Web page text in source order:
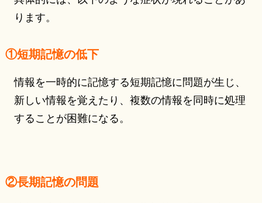
ります。
①短期記憶の低下
情報を一時的に記憶する短期記憶に問題が生じ、
新しい情報を覚えたり、複数の情報を同時に処理
することが困難になる。
②長期記憶の問題